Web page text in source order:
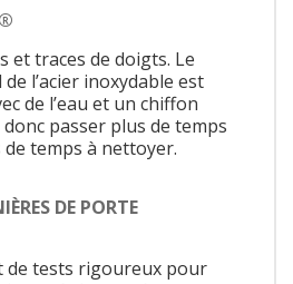
et traces de doigts. Le
l’acier inoxydable est
de l’eau et un chiffon
passer plus de temps
temps à nettoyer.
DE PORTE
de tests rigoureux pour